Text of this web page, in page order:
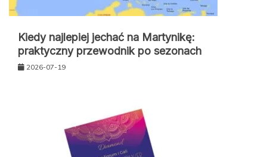
Kiedy najlepiej jechać na Martynikę:
praktyczny przewodnik po sezonach
2026-07-19